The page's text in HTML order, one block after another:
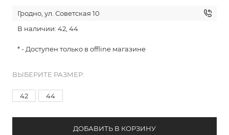
Гродно, ул. Советская 10
В наличии: 42, 44
* - Доступен только в offline магазине
ВЫБЕРИТЕ РАЗМЕР:
42 44
ДОБАВИТЬ В КОРЗИНУ